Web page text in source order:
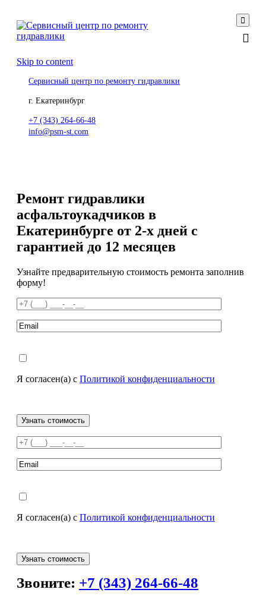

Skip to content
Сервисный центр по ремонту гидравлики
г. Екатеринбург
+7 (343) 264-66-48
info@psm-st.com
Ремонт гидравлики
асфальтоукадчиков в
Екатеринбурге от 2-х дней с
гарантией до 12 месяцев
Узнайте предварительную стоимость ремонта заполнив
форму!
Я согласен(а) с Политикой конфиденциальности
Я согласен(а) с Политикой конфиденциальности
Звоните: +7 (343) 264-66-48